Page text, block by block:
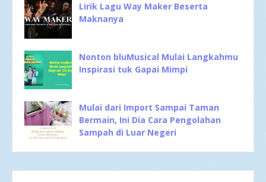
Lirik Lagu Way Maker Beserta
Maknanya
Nonton bluMusical Mulai Langkahmu
Inspirasi tuk Gapai Mimpi
Mulai dari Import Sampai Taman
Bermain, Ini Dia Cara Pengolahan
Sampah di Luar Negeri